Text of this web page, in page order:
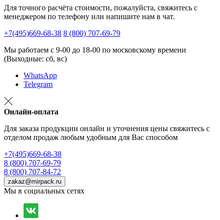
Для точного расчёта стоимости, пожалуйста, свяжитесь с
менеджером по телефону или напишите нам в чат.
+7(495)669-68-38 8 (800) 707-69-79
Мы работаем с 9-00 до 18-00 по московскому времени
(Выходные: сб, вс)
WhatsApp
Telegram
Онлайн-оплата
Для заказа продукции онлайн и уточнения цены свяжитесь с
отделом продаж любым удобным для Вас способом
+7(495)669-68-38
8 (800) 707-69-79
8 (800) 707-84-72
zakaz@mirpack.ru
Мы в социальных сетях